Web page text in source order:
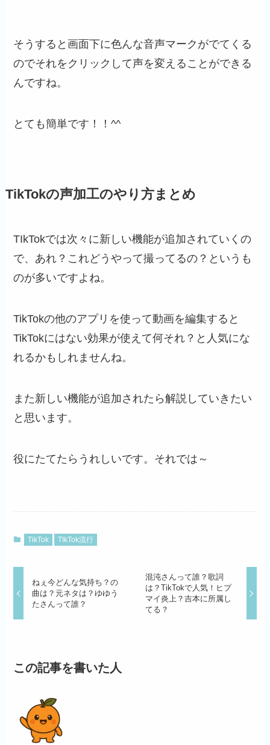
そうすると画面下に色んな音声マークがでてくる
のでそれをクリックして声を変えることができる
んですね。
とても簡単です！！^^
TikTokの声加工のやり方まとめ
TIkTokでは次々に新しい機能が追加されていくの
で、あれ？これどうやって撮ってるの？というも
のが多いですよね。
TikTokの他のアプリを使って動画を編集すると
TikTokにはない効果が使えて何それ？と人気にな
れるかもしれませんね。
また新しい機能が追加されたら解説していきたい
と思います。
役にたてたらうれしいです。それでは～
TikTok TIkTok流行
ねぇ今どんな気持ち？の
曲は？元ネタは？ゆゆう
たさんって誰？
混沌さんって誰？歌詞
は？TikTokで人気！ヒプ
マイ炎上？吉本に所属し
てる？
この記事を書いた人